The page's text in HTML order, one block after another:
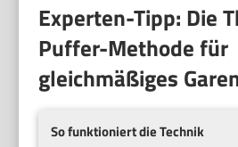
Experten-Tipp: Die
Puffer-Methode für
gleichmäßiges
So funktioniert die Technik